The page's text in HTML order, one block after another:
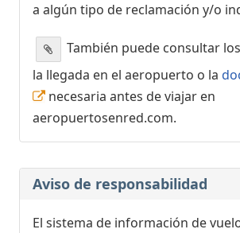
a algún tipo de reclamación y/o
También puede consultar los
la llegada en el aeropuerto o la
necesaria antes de viajar en
aeropuertosenred.com.
Aviso de responsabilidad
El sistema de información de